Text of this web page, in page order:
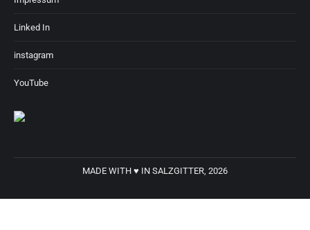
Linked In
instagram
YouTube
MADE WITH ♥ IN SALZGITTER, 2026